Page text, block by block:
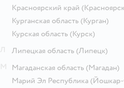
Красноярский край
Курганская область (Курган)
Курская область (Курск)
Липецкая область (Липецк)
Магаданская область (Магадан)
Марий Эл Республика